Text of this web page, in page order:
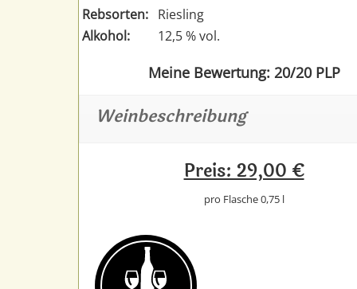
Rebsorten: Riesling
Alkohol:
12,5 % vol.
Meine Bewertung: 20/20 PLP
Weinbeschreibung
Preis: 29,00 €
pro Flasche 0,75 l